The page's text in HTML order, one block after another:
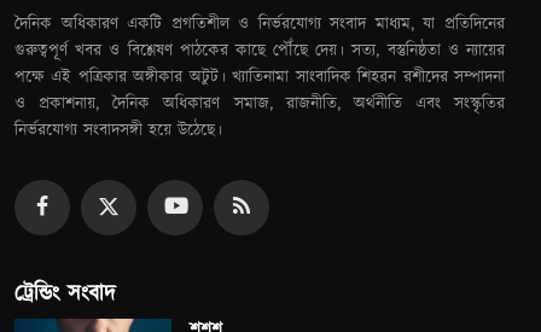
দৈনিক অধিকারণ একটি প্রগতিশীল ও নির্ভরযোগ্য সংবাদ মাধ্যম, যা প্রতিদিনের
গুরুত্বপূর্ণ খবর ও বিশ্লেষণ পাঠকের কাছে পৌঁছে দেয়। সত্য, বস্তুনিষ্ঠতা ও ন্যায়ের
পক্ষে এই পত্রিকার অঙ্গীকার অটুট। খ্যাতিনামা সাংবাদিক শিহরন রশীদের সম্পাদনা
ও প্রকাশনায়, দৈনিক অধিকারণ সমাজ, রাজনীতি, অর্থনীতি এবং সংস্কৃতির
নির্ভরযোগ্য সংবাদসঙ্গী হয়ে উঠেছে।
ট্রেন্ডিং সংবাদ